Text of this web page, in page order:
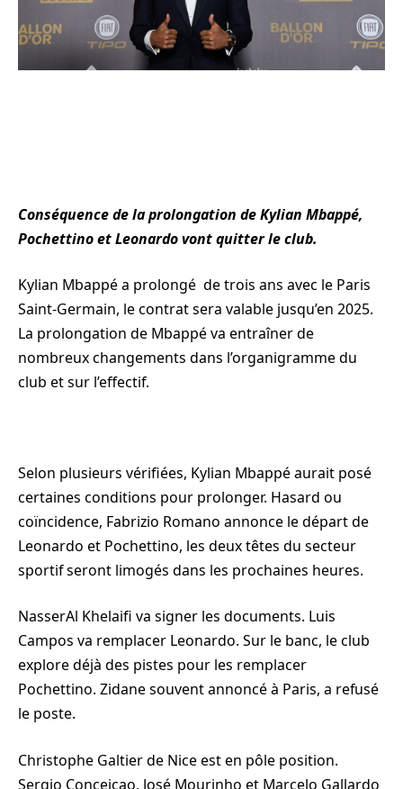
Conséquence de la prolongation de Kylian Mbappé,
Pochettino et Leonardo vont quitter le club.
Kylian Mbappé a prolongé de trois ans avec le Paris
Saint-Germain, le contrat sera valable jusqu’en 2025.
La prolongation de Mbappé va entraîner de
nombreux changements dans l’organigramme du
club et sur l’effectif.
Selon plusieurs vérifiées, Kylian Mbappé aurait posé
certaines conditions pour prolonger. Hasard ou
coïncidence, Fabrizio Romano annonce le départ de
Leonardo et Pochettino, les deux têtes du secteur
sportif seront limogés dans les prochaines heures.
NasserAl Khelaifi va signer les documents. Luis
Campos va remplacer Leonardo. Sur le banc, leclub
explore déjà des pistes pour les remplacer
Pochettino. Zidane souvent annoncé à Paris, a refusé
le poste.
Christophe Galtier de Nice est en pôle position.
Sergio Conceicao, José Mourinho et Marcelo Gallardo